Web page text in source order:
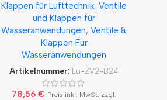
Punkt
Klappen für Lufttechnik, Ventile
und Klappen für
Wasseranwendungen, Ventile &
Klappen Für
Wasseranwendungen
Artikelnummer: Lu-ZV2-B24
78,56 € Preis inkl. MwSt. zzgl.